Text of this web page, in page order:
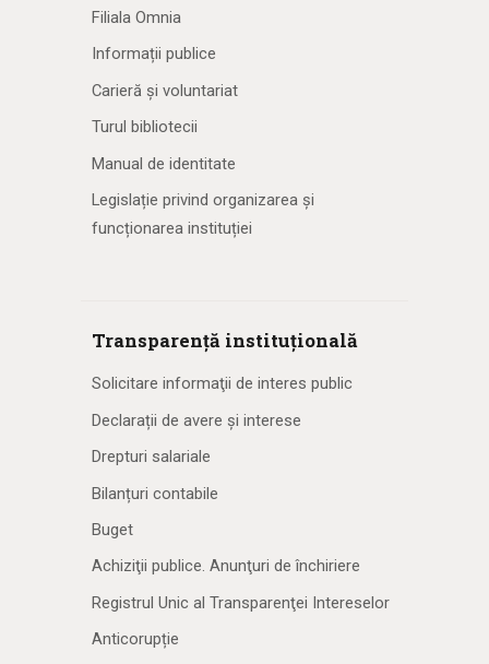
Filiala Omnia
Informații publice
Carieră și voluntariat
Turul bibliotecii
Manual de identitate
Legislație privind organizarea și
funcționarea instituției
Transparență instituțională
Solicitare informaţii de interes public
Declarații de avere și interese
Drepturi salariale
Bilanțuri contabile
Buget
Achiziţii publice. Anunţuri de închiriere
Registrul Unic al Transparenţei Intereselor
Anticorupție